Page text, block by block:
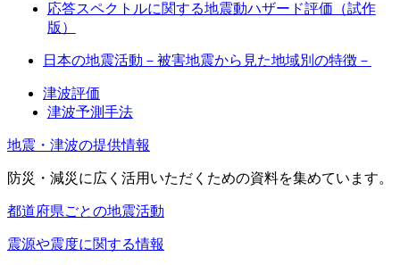
応答スペクトルに関する地震動ハザード評価（試作
版）
日本の地震活動－被害地震から見た地域別の特徴－
津波評価
津波予測手法
地震・津波の提供情報
防災・減災に広く活用いただくための資料を集めています。
都道府県ごとの地震活動
震源や震度に関する情報